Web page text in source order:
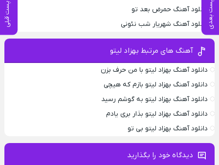
پست بعدی پست قبلی
دانلود آهنگ حمرض بعد تو
دانلود آهنگ شهریار شب نئونی
آهنگ های مرتبط بهزاد لیتو
دانلود آهنگ بهزاد لیتو با من حرف بزن
دانلود آهنگ بهزاد لیتو بازم که هیچی
دانلود آهنگ بهزاد لیتو به گوشم رسید
دانلود آهنگ بهزاد لیتو بذار بری یادم
دانلود آهنگ بهزاد لیتو بی تو
دیدگاه خود را بگذارید